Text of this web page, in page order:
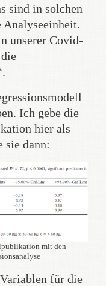
sind in solchen
Analyseeinheit.
unserer Covid-
Ich gebe die
hier als
sie dann:
mit den
für die